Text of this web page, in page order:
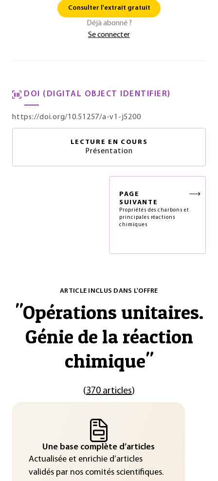
Consulter l'extrait gratuit
Déjà abonné ?
Se connecter
DOI (DIGITAL OBJECT IDENTIFIER)
https://doi.org/10.51257/a-v1-j5200
LECTURE EN COURS
Présentation
PAGE
SUIVANTE
Propriétés des charbons et
principales réactions
chimiques
ARTICLE INCLUS DANS L'OFFRE
"Opérations unitaires.
Génie de la réaction
chimique"
(370 articles)
Une base complète d’articles
Actualisée et enrichie d’articles
validés par nos comités scientifiques.